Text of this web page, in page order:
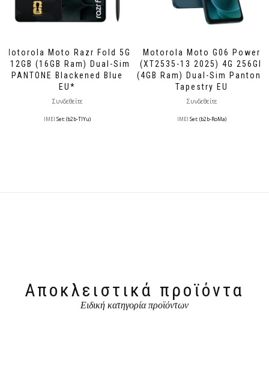
Motorola Moto Razr Fold 5G
512GB (16GB Ram) Dual-Sim
PANTONE Blackened Blue
EU*
Συνδεθείτε
IMEI Set: (b2b-TlYu)
Motorola Moto G06 Power
(XT2535-13 2025) 4G 256GB
(4GB Ram) Dual-Sim Pantone
Tapestry EU
Συνδεθείτε
IMEI Set: (b2b-RoMa)
Αποκλειστικά προϊόντα
Ειδική κατηγορία προϊόντων